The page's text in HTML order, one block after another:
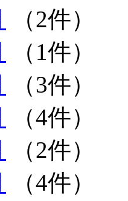
（2件）
（1件）
（3件）
（4件）
（2件）
（4件）